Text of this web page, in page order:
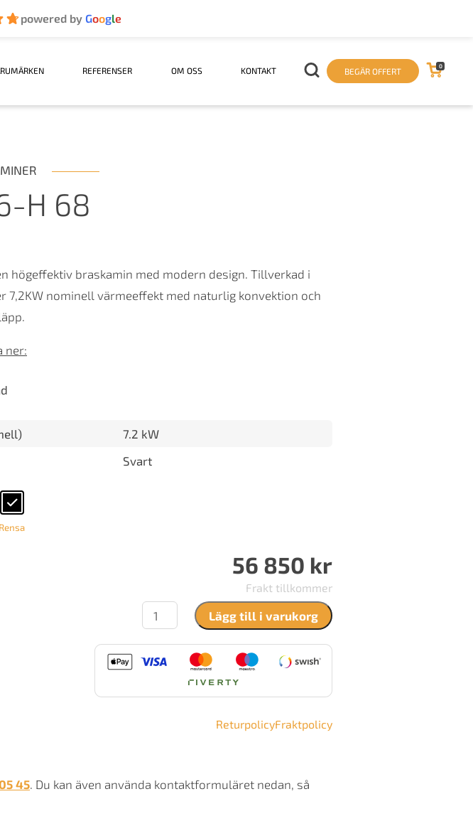
powered byGoogle
REFERENSER OM OSS KONTAKT BEGÄR OFFERT 0
H 68
högeffektiv braskamin med modern design. Tillverkad i
7,2KW nominell värmeeffekt med naturlig konvektion och
ner:
7.2 kW
Svart
Rensa
56 850 kr
Frakt tillkommer
Stuv
16-
68
mängd
Lägg till i varukorg
ReturpolicyFraktpolicy
45. Du kan även använda kontaktformuläret nedan, så